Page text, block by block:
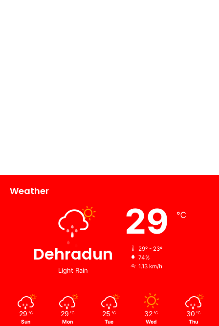
Weather
Dehradun
Light Rain
29 ℃
29º - 23º
74%
1.13 km/h
29 ℃
Sun
29 ℃
Mon
25 ℃
Tue
32 ℃
Wed
30 ℃
Thu